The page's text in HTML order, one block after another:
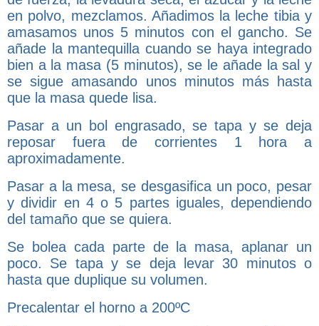
en polvo, mezclamos. Añadimos la leche tibia y
amasamos unos 5 minutos con el gancho. Se
añade la mantequilla cuando se haya integrado
bien a la masa (5 minutos), se le añade la sal y
se sigue amasando unos minutos más hasta
que la masa quede lisa.
Pasar a un bol engrasado, se tapa y se deja
reposar fuera de corrientes 1 hora a
aproximadamente.
Pasar a la mesa, se desgasifica un poco, pesar
y dividir en 4 o 5 partes iguales, dependiendo
del tamaño que se quiera.
Se bolea cada parte de la masa, aplanar un
poco. Se tapa y se deja levar 30 minutos o
hasta que duplique su volumen.
Precalentar el horno a 200ºC